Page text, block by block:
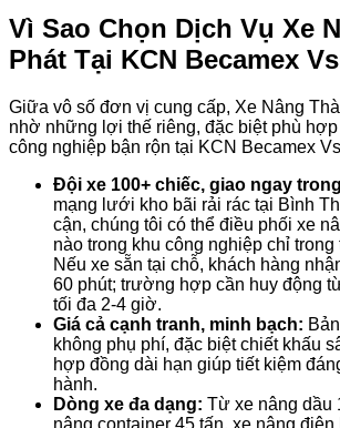
Vì Sao Chọn Dịch Vụ Xe
Phát Tại KCN Becamex
Giữa vô số đơn vị cung cấp, Xe Nâng
nhờ những lợi thế riêng, đặc biệt phù
công nghiệp bận rộn tại KCN Becamex
Đội xe 100+ chiếc, giao ngay
mạng lưới kho bãi rải rác tại Bình
cận, chúng tôi có thể điều phối xe
nào trong khu công nghiệp chỉ
Nếu xe sẵn tại chỗ, khách hàng
60 phút; trường hợp cần huy động
tối đa 2-4 giờ.
Giá cả cạnh tranh, minh bạch:
không phụ phí, đặc biệt chiết khấu
hợp đồng dài hạn giúp tiết kiệm
hành.
Dòng xe đa dạng: Từ xe nâng dầu
nâng container 45 tấn, xe nâng